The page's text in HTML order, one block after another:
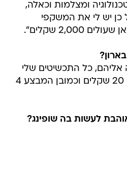
ומצלמות וכאלה,
כן יש לי את המשקפי
2,000 שקלים".
אליהם, כל התכשיטים שלי
מהם - העגילים שעולים 20 שקלים וכמובן המבצע 4
לעשות בה שופינג?